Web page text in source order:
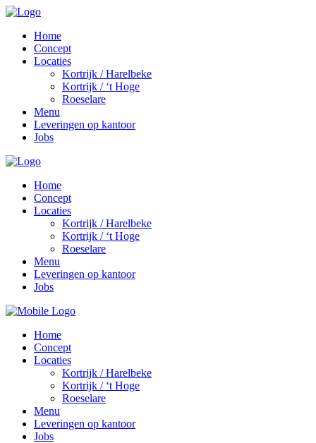
Home
Concept
Locaties
Kortrijk / Harelbeke
Kortrijk / ‘t Hoge
Roeselare
Menu
Leveringen op kantoor
Jobs
Home
Concept
Locaties
Kortrijk / Harelbeke
Kortrijk / ‘t Hoge
Roeselare
Menu
Leveringen op kantoor
Jobs
Home
Concept
Locaties
Kortrijk / Harelbeke
Kortrijk / ‘t Hoge
Roeselare
Menu
Leveringen op kantoor
Jobs